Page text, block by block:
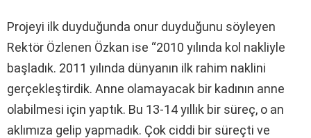
Projeyi ilk duyduğunda onur duyduğunu söyleyen
Rektör Özlenen Özkan ise “2010 yılında kol nakliyle
başladık. 2011 yılında dünyanın ilk rahim naklini
gerçekleştirdik. Anne olamayacak bir kadının anne
olabilmesi için yaptık. Bu 13-14 yıllık bir süreç, o an
aklımıza gelip yapmadık. Çok ciddi bir süreçti ve